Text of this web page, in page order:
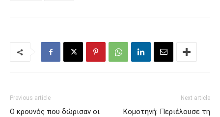
Previous article
Ο κρουνός που δώρισαν οι
Next article
Κομοτηνή: Περιέλουσε τη